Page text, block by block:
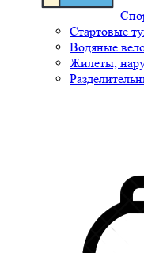
Стартовые
Водяные
Жилеты,